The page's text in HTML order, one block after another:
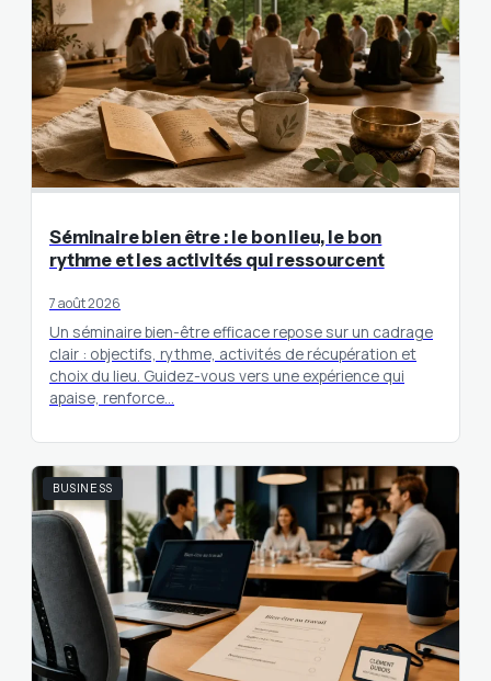
Séminaire bien être : le bon lieu, le bon
rythme et les activités qui ressourcent
7 août 2026
Un séminaire bien-être efficace repose sur un cadrage
clair : objectifs, rythme, activités de récupération et
choix du lieu. Guidez-vous vers une expérience qui
apaise, renforce…
BUSINESS